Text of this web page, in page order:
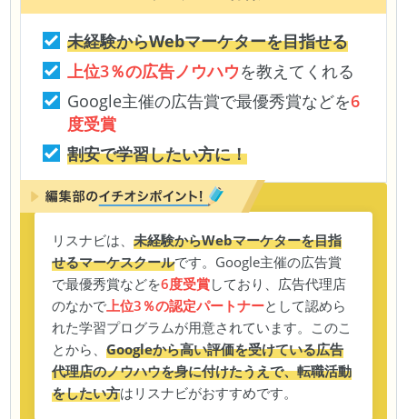
未経験からWebマーケターを目指せる
上位3％の広告ノウハウを教えてくれる
Google主催の広告賞で最優秀賞などを6
度受賞
割安で学習したい方に！
リスナビは、未経験からWebマーケターを目指
せるマーケスクールです。Google主催の広告賞
で最優秀賞などを6度受賞しており、広告代理店
のなかで上位3％の認定パートナーとして認めら
れた学習プログラムが用意されています。このこ
とから、Googleから高い評価を受けている広告
代理店のノウハウを身に付けたうえで、転職活動
をしたい方はリスナビがおすすめです。